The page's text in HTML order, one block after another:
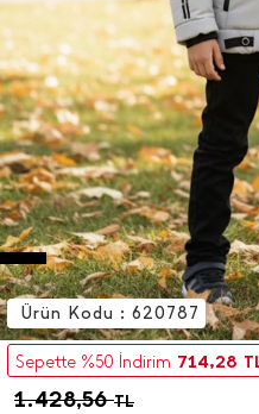
Sepette %50 İndirim 714,28
1.428,56TL
Ürün Kodu : 620787